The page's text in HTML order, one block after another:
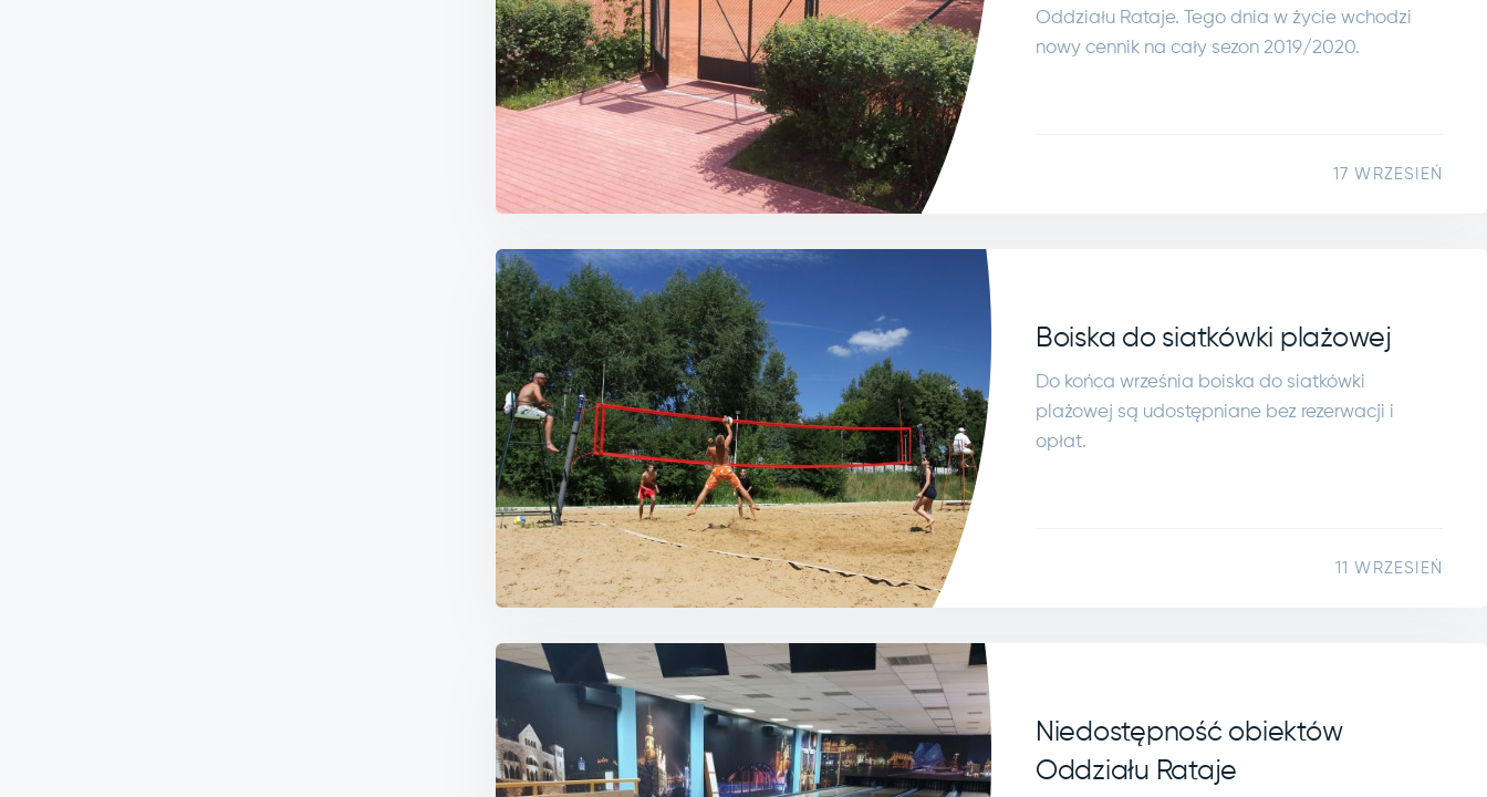
Oddziału Rataje. Tego dnia w życie wchodzi
nowy cennik na cały sezon 2019/2020.
17 WRZESIEŃ
Boiska do siatkówki plażowej
Do końca września boiska do siatkówki
plażowej są udostępniane bez rezerwacji i
opłat.
11 WRZESIEŃ
Niedostępność obiektów
Oddziału Rataje